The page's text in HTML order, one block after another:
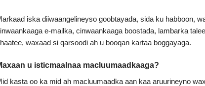
iska diiwaangelineyso goobtayada, sida ku habboon,
e-mailka, cinwaankaaga boostada, lambarka
waxaad si qarsoodi ah u booqan kartaa boggayaga.
u isticmaalnaa macluumaadkaaga?
kasta oo ka mid ah macluumaadka aan kaa aruurineyno